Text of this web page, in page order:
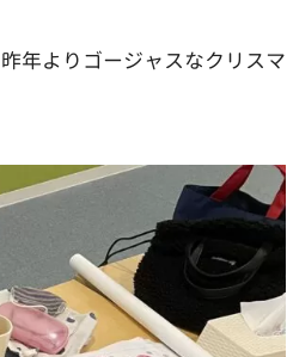
年よりゴージャスなクリスマ